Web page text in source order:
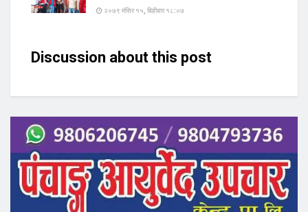
२०७९ मंसिर १५, बिहीबार १८:०७
Discussion about this post